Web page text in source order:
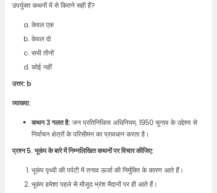
उपर्युक्त कथनों में से कितने सही हैं?
केवल एक
केवल दो
सभी तीनों
कोई नहीं
उत्तर: b
व्याख्या:
कथन 3 गलत है: जन प्रतिनिधित्व अधिनियम, 1950 चुनाव के उद्देश्य से
निर्वाचन क्षेत्रों के परिसीमन का प्रावधान करता है।
प्रश्न 5. भूकंप के बारे में निम्नलिखित कथनों पर विचार कीजिए:
भूकंप पृथ्वी की पर्पटी में तनाव ऊर्जा की निर्मुक्ति के कारण आते हैं।
भूकंप हमेशा पहले से मौजूद भ्रंश मैदानों पर ही आते हैं।